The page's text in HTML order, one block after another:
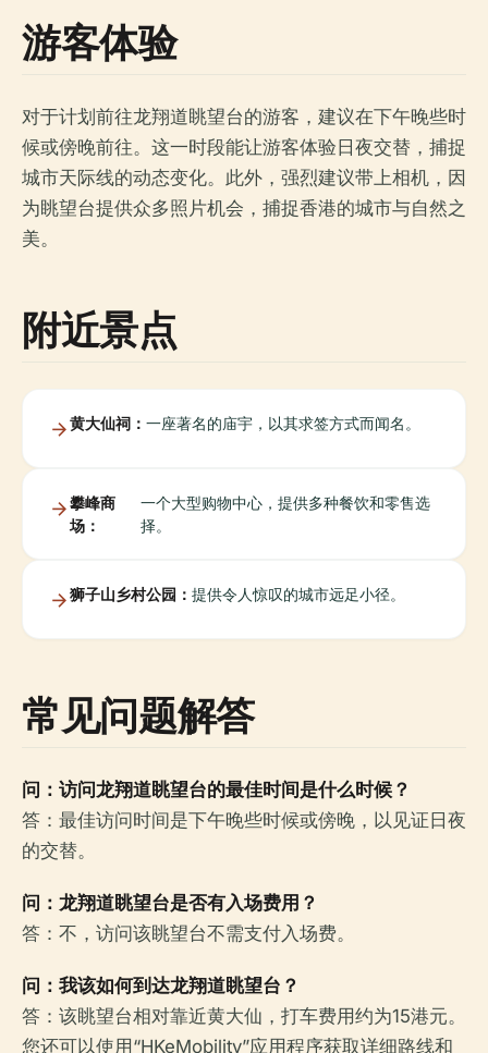
游客体验
对于计划前往龙翔道眺望台的游客，建议在下午晚些时
候或傍晚前往。这一时段能让游客体验日夜交替，捕捉
城市天际线的动态变化。此外，强烈建议带上相机，因
为眺望台提供众多照片机会，捕捉香港的城市与自然之
美。
附近景点
黄大仙祠： 一座著名的庙宇，以其求签方式而闻名。
攀峰商
场：
一个大型购物中心，提供多种餐饮和零售选
择。
狮子山乡村公园： 提供令人惊叹的城市远足小径。
常见问题解答
问：访问龙翔道眺望台的最佳时间是什么时候？
答：最佳访问时间是下午晚些时候或傍晚，以见证日夜
的交替。
问：龙翔道眺望台是否有入场费用？
答：不，访问该眺望台不需支付入场费。
问：我该如何到达龙翔道眺望台？
答：该眺望台相对靠近黄大仙，打车费用约为15港元。
您还可以使用“HKeMobility”应用程序获取详细路线和